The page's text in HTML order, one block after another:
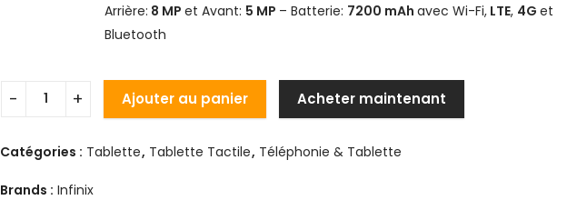
Arrière: 8 MP et Avant: 5 MP – Batterie: 7200 mAh avec Wi-Fi,LTE, 4G et
Bluetooth
Ajouter au panier Acheter maintenant
Catégories : Tablette, Tablette Tactile, Téléphonie & Tablette
Brands : Infinix